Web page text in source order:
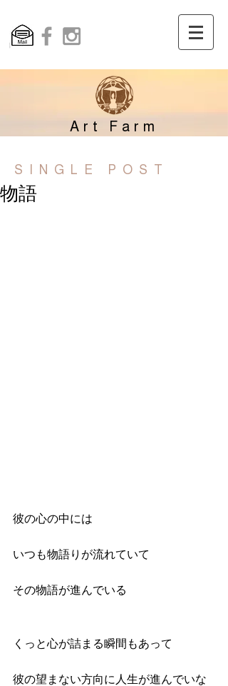
Art Farm
SINGLE POST
物語
彼の心の中には
いつも物語りが流れていて
その物語が進んでいる
くっと心が詰まる瞬間もあって
彼の望まない方向に人生が進んでいな